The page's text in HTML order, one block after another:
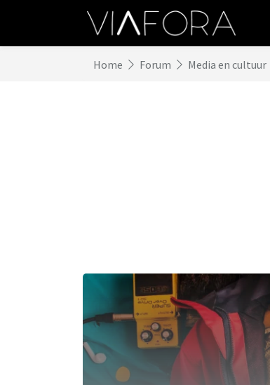
Home Forum Media en cultuur